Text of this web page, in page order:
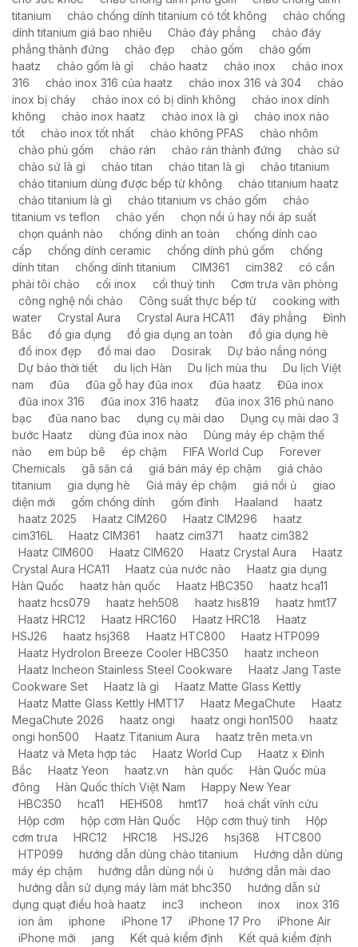
titanium
chảo chống dính titanium có tốt không
chảo chống
dính titanium giá bao nhiêu
Chảo đáy phẳng
chảo đáy
phẳng thành đứng
chảo đẹp chảo gốm
chảo gốm
haatz
chảo gốm là gì chảo haatz chảo inox
chảo inox
316
chảo inox 316 của haatz chảo inox 316 và 304
chảo
inox bị cháy
chảo inox có bị dính không
chảo inox dính
không
chảo inox haatz chảo inox là gì
chảo inox nào
tốt
chảo inox tốt nhất chảo không PFAS
chảo nhôm
chảo phủ gốm
chảo rán chảo rán thành đứng
chảo sứ
chảo sứ là gì
chảo titan chảo titan là gì
chảo titanium
chảo titanium dùng được bếp từ không
chảo titanium haatz
chảo titanium là gì
chảo titanium vs chảo gốm
chảo
titanium vs teflon
chảo yến
chọn nồi ủ hay nồi áp suất
chọn quánh nào
chống dính an toàn
chống dính cao
cấp
chống dính ceramic chống dính phủ gốm
chống
dính titan
chống dính titanium CIM361 cim382
có cần
phải tôi chảo
cối inox cối thuỷ tinh
Cơm trưa văn phòng
công nghệ nồi chảo
Công suất thực bếp từ
cooking with
water
Crystal Aura Crystal Aura HCA11 đáy phẳng
Đình
Bắc
đồ gia dụng đồ gia dụng an toàn
đồ gia dụng hè
đồ inox đẹp
đồ mai dao Dosirak
Dự báo nắng nóng
Dự báo thời tiết
du lịch Hàn Du lịch mùa thu
Du lịch Việt
nam
đũa đũa gỗ hay đũa inox đũa haatz
Đũa inox
đũa inox 316
đũa inox 316 haatz
đũa inox 316 phủ nano
bạc
đũa nano bac dụng cụ mài dao
Dụng cụ mài dao 3
bước Haatz
dùng đũa inox nào
Dùng máy ép chậm thế
nào
em búp bê ép chậm FIFA World Cup
Forever
Chemicals
gã săn cá giá bán máy ép chậm
giá chảo
titanium
gia dụng hè Giá máy ép chậm giá nồi ủ
giao
diện mới
gốm chống dính gốm đỉnh Haaland
haatz
haatz 2025
Haatz CIM260 Haatz CIM296
haatz
cim316L
Haatz CIM361 haatz cim371
haatz cim382
Haatz CIM600
Haatz CIM620 Haatz Crystal Aura
Haatz
Crystal Aura HCA11
Haatz của nước nào
Haatz gia dụng
Hàn Quốc
haatz hàn quốc Haatz HBC350
haatz hca11
haatz hcs079
haatz heh508 haatz his819
haatz hmt17
Haatz HRC12
Haatz HRC160 Haatz HRC18
Haatz
HSJ26
haatz hsj368 Haatz HTC800
Haatz HTP099
Haatz HydroIon Breeze Cooler HBC350
haatz incheon
Haatz Incheon Stainless Steel Cookware
Haatz Jang Taste
Cookware Set
Haatz là gì
Haatz Matte Glass Kettly
Haatz Matte Glass Kettly HMT17
Haatz MegaChute
Haatz
MegaChute 2026
haatz ongi haatz ongi hon1500
haatz
ongi hon500
Haatz Titanium Aura
haatz trên meta.vn
Haatz và Meta hợp tác
Haatz World Cup
Haatz x Đình
Bắc
Haatz Yeon haatz.vn hàn quốc
Hàn Quốc mùa
đông
Hàn Quốc thích Việt Nam
Happy New Year
HBC350
hca11 HEH508 hmt17
hoá chất vĩnh cửu
Hộp cơm
hộp cơm Hàn Quốc Hộp cơm thuỷ tinh
Hộp
cơm trưa
HRC12 HRC18 HSJ26 hsj368
HTC800
HTP099
hướng dẫn dùng chảo titanium
Hướng dẫn dùng
máy ép chậm
hướng dẫn dùng nồi ủ
hướng dẫn mài dao
hướng dẫn sử dụng máy làm mát bhc350
hướng dẫn sử
dụng quạt điều hoà haatz
inc3 incheon inox
inox 316
ion âm
iphone iPhone 17 iPhone 17 Pro
iPhone Air
iPhone mới
jang Kết quả kiểm định
Kết quả kiểm định